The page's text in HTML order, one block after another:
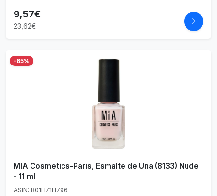
9,57€
23,62€
-65%
MIA Cosmetics-Paris, Esmalte de Uña (8133) Nude
- 11 ml
ASIN: B01H71H796